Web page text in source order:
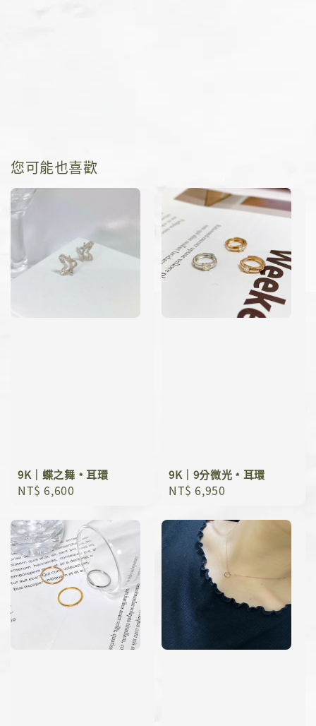
您可能也喜歡
9K｜蝶之舞﹡耳環
Regular
NT$ 6,600
9K｜9分微光﹡耳環
Regular
NT$ 6,950